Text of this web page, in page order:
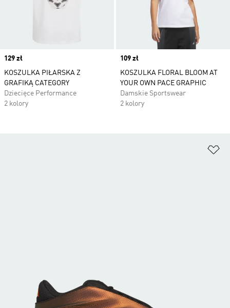
Price
129 zł
KOSZULKA PIŁARSKA Z
GRAFIKĄ CATEGORY
Dziecięce Performance
2 kolory
Price
109 zł
KOSZULKA FLORAL BLOOM AT
YOUR OWN PACE GRAPHIC
Damskie Sportswear
2 kolory